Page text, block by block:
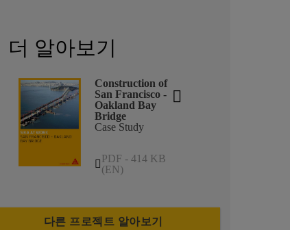
더 알아보기
Construction of
San Francisco -
Oakland Bay
Bridge
Case Study
PDF - 414 KB
(EN)
다른 프로젝트 알아보기